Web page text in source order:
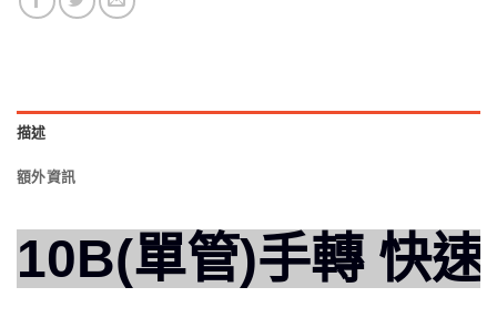
描述
額外資訊
10B(單管)手轉 快